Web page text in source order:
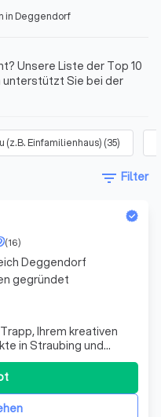
in Deggendorf
Unsere Liste der Top 10
Sie bei der
(z.B. Einfamilienhaus) (35)
filter_list Filter
(16)
Ihrem kreativen
in Straubing und
und Expertise für
Bogen und
modernes
– ich
Deggendorf
gegründet